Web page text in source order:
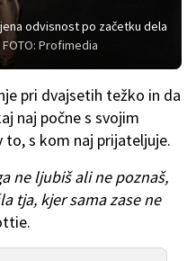
odvisnost po začetku dela
FOTO: Profimedia
pri dvajsetih težko in da
naj počne s svojim
to, s kom naj prijateljuje.
ne ljubiš ali ne poznaš,
tja, kjer sama zase ne